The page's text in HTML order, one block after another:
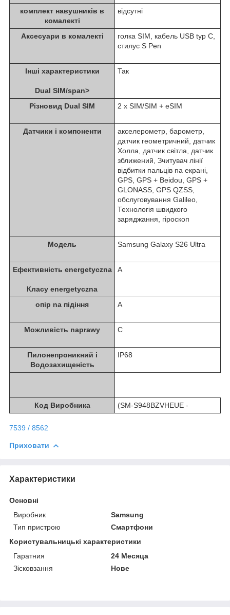
комплект навушників в
комалекті
відсутні
Аксесуари в комалекті
голка SIM, кабель USB typ C,
стилус S Pen
Інші характеристики
Dual SIM/span>
Так
Різновид Dual SIM 2 x SIM/SIM + eSIM
Датчики i компоненти
акселерометр, барометр,
датчик геометричний, датчик
Холла, датчик світла, датчик
зближений, Зчитувач лінії
відбитки пальців na екрані,
GPS, GPS + Beidou, GPS +
GLONASS, GPS QZSS,
обслуговування Galileo,
Технологія швидкого
заряджання, гіроскоп
Модель Samsung Galaxy S26 Ultra
Ефективність energetyczna
Класу energetyczna
A
опір na підіння A
Можливість naprawy C
Пилонепроникний i
Водозахищеність
IP68
Код Виробника (SM-S948BZVHEUE -
7539 / 8562
Приховати
Характеристики
Основні
Виробник
Samsung
Тип пристрою
Смартфони
Користувальницькі характеристики
Гаратния
24 Месяца
Зісковзання
Нове